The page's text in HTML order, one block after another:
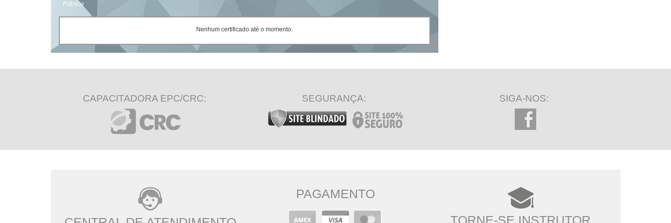
Público
Nenhum certificado até o momento.
CAPACITADORA EPC/CRC: SEGURANÇA: SIGA-NOS:
PAGAMENTO
TORNE-SE INSTRUTOR